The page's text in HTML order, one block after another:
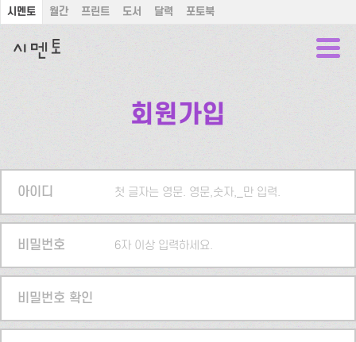
시멘토 월간 프린트 도서 달력 포토북
회원가입
아이디 첫 글자는 영문. 영문,숫자,_만 입력.
비밀번호 6자 이상 입력하세요.
비밀번호 확인